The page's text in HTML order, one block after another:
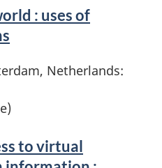
: uses of
Netherlands:
to virtual